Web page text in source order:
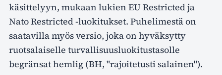
käsittelyyn, mukaan lukien EU Restricted ja
Nato Restricted -luokitukset. Puhelimestä on
saatavilla myös versio, joka on hyväksytty
ruotsalaiselle turvallisuusluokitustasolle
begränsat hemlig (BH, "rajoitetusti salainen").